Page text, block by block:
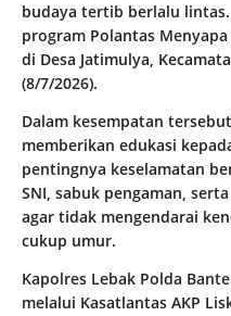
budaya tertib berlalu
program Polantas
di Desa Jatimulya,
(8/7/2026).
Dalam kesempatan
memberikan edukasi
pentingnya keselamatan
SNI, sabuk pengaman,
agar tidak mengendarai
cukup umur.
Kapolres Lebak Polda
melalui Kasatlantas AKP